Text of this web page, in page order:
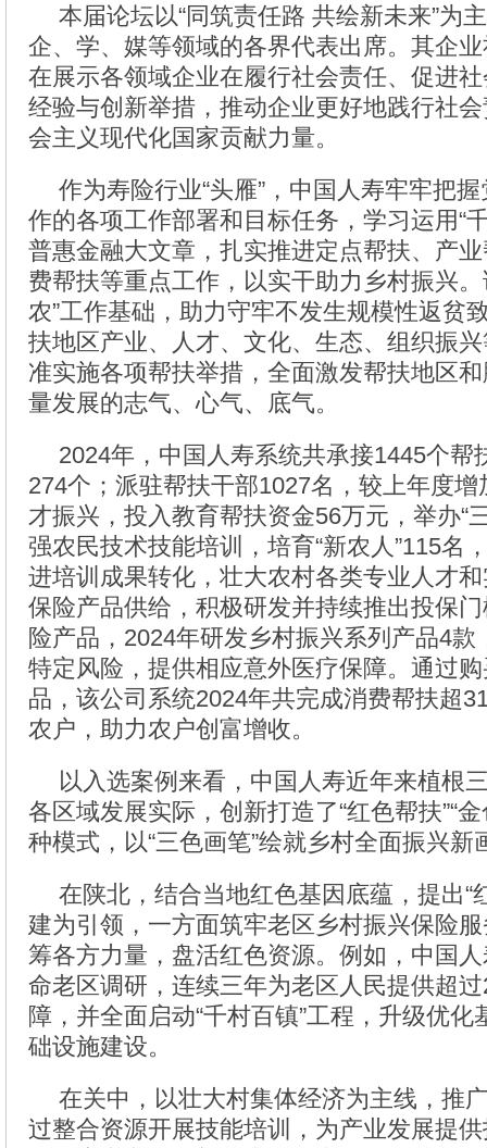
本届论坛以“同筑责任路 共绘新未来”为
企、学、媒等领域的各界代表出席。其企
在展示各领域企业在履行社会责任、促进
经验与创新举措，推动企业更好地践行社
会主义现代化国家贡献力量。
作为寿险行业“头雁”，中国人寿牢牢把握
作的各项工作部署和目标任务，学习运用“
普惠金融大文章，扎实推进定点帮扶、产
费帮扶等重点工作，以实干助力乡村振兴
农”工作基础，助力守牢不发生规模性返贫
扶地区产业、人才、文化、生态、组织振
准实施各项帮扶举措，全面激发帮扶地区
量发展的志气、心气、底气。
2024年，中国人寿系统共承接1445个帮
274个；派驻帮扶干部1027名，较上年度
才振兴，投入教育帮扶资金56万元，举办“
强农民技术技能培训，培育“新农人”115名
进培训成果转化，壮大农村各类专业人才
保险产品供给，积极研发并持续推出投保
险产品，2024年研发乡村振兴系列产品4款
特定风险，提供相应意外医疗保障。通过
品，该公司系统2024年共完成消费帮扶超
农户，助力农户创富增收。
以入选案例来看，中国人寿近年来植根
各区域发展实际，创新打造了“红色帮扶”“金
种模式，以“三色画笔”绘就乡村全面振兴新
在陕北，结合当地红色基因底蕴，提出“
建为引领，一方面筑牢老区乡村振兴保险
筹各方力量，盘活红色资源。例如，中国
命老区调研，连续三年为老区人民提供超
障，并全面启动“千村百镇”工程，升级优
础设施建设。
在关中，以壮大村集体经济为主线，推
过整合资源开展技能培训，为产业发展提